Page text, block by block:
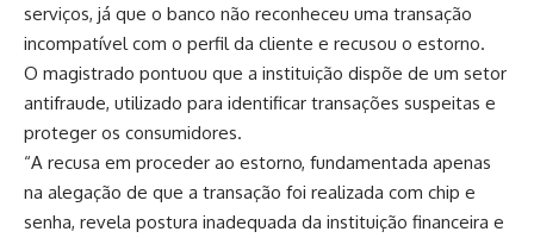
serviços, já que o banco não reconheceu uma transação
incompatível com o perfil da cliente e recusou o estorno.
O magistrado pontuou que a instituição dispõe de um setor
antifraude, utilizado para identificar transações suspeitas e
proteger os consumidores.
“A recusa em proceder ao estorno, fundamentada apenas
na alegação de que a transação foi realizada com chip e
senha, revela postura inadequada da instituição financeira e